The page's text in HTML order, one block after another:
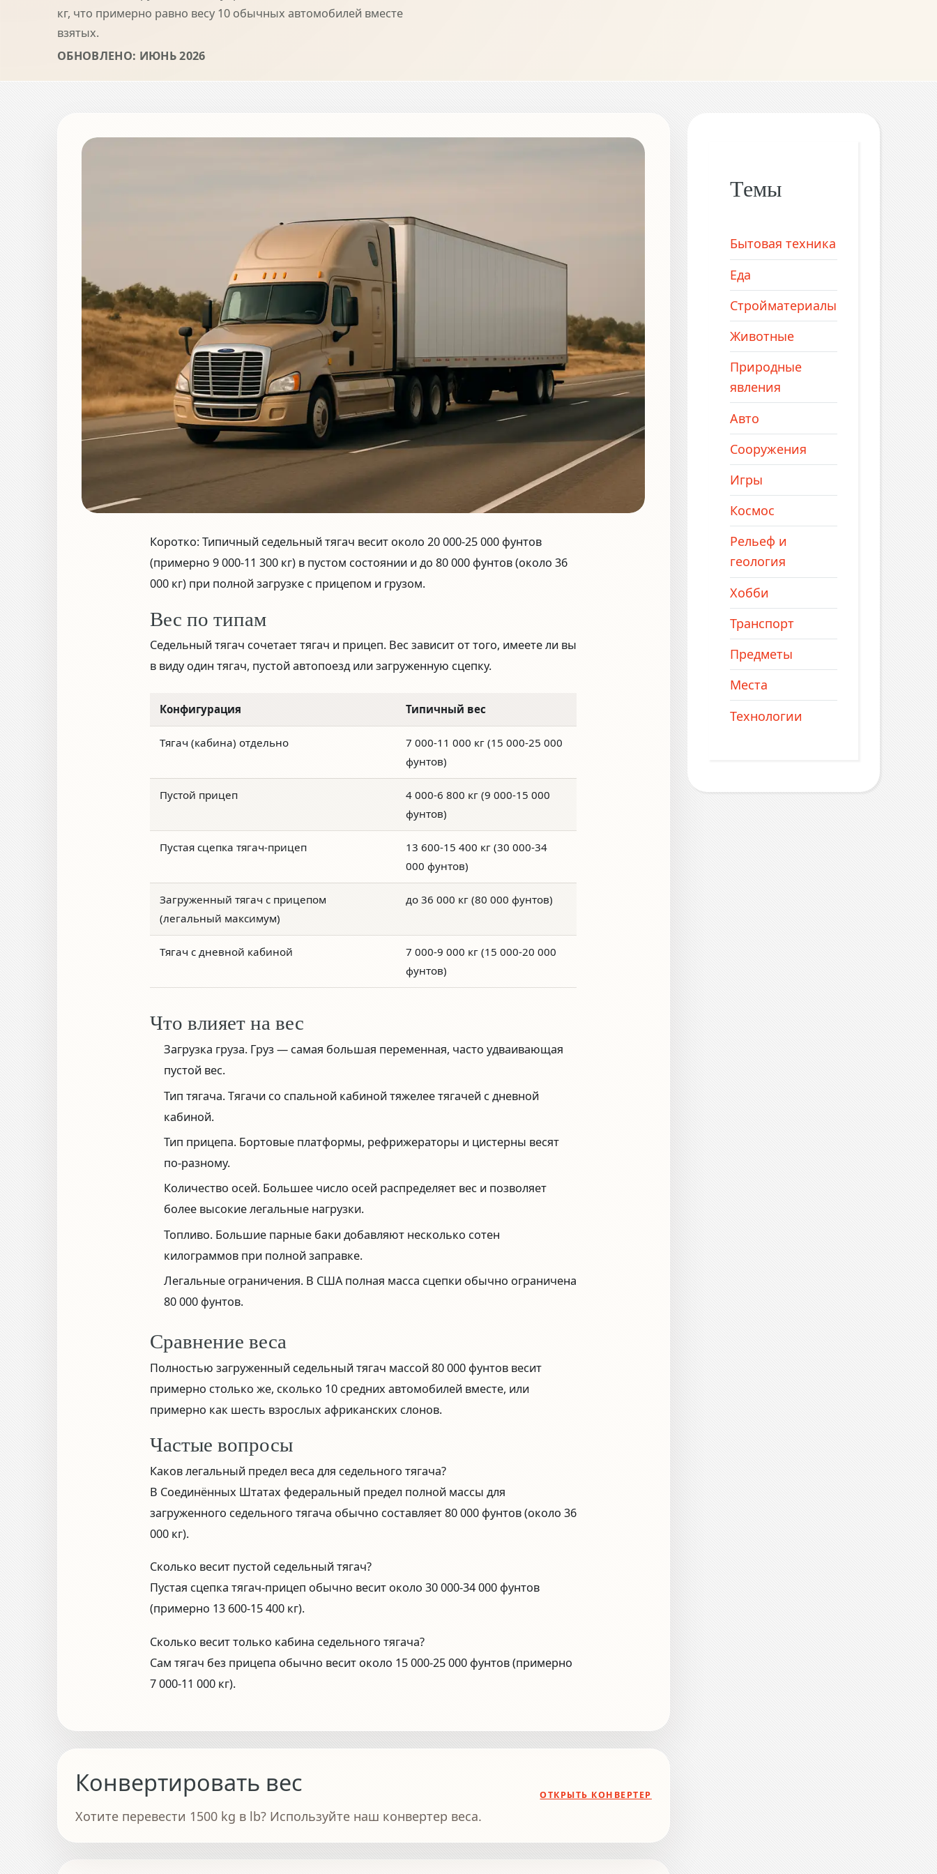
кг, что примерно равно весу 10 обычных автомобилей вместе
взятых.
ОБНОВЛЕНО: ИЮНЬ 2026
Коротко:Типичный седельный тягач весит около20 000-25 000 фунтов
(примерно 9 000-11 300 кг) в пустом состоянии и до80 000 фунтов (около 36
000 кг) при полной загрузке с прицепом и грузом.
Вес по типам
Седельный тягач сочетает тягач и прицеп. Вес зависит от того, имеете ли вы
в виду один тягач, пустой автопоезд или загруженную сцепку.
Конфигурация Типичный вес
Тягач (кабина) отдельно
7 000-11 000 кг (15 000-25 000
фунтов)
Пустой прицеп
4 000-6 800 кг (9 000-15 000
фунтов)
Пустая сцепка тягач-прицеп
13 600-15 400 кг (30 000-34
000 фунтов)
Загруженный тягач с прицепом
(легальный максимум)
до 36 000 кг (80 000 фунтов)
Тягач с дневной кабиной
7 000-9 000 кг (15 000-20 000
фунтов)
Что влияет на вес
Загрузка груза. Груз — самая большая переменная, часто удваивающая
пустой вес.
Тип тягача.Тягачи со спальной кабиной тяжелее тягачей с дневной
кабиной.
Тип прицепа. Бортовые платформы, рефрижераторы и цистерны весят
по-разному.
Количество осей. Большее число осей распределяет вес и позволяет
более высокие легальные нагрузки.
Топливо. Большие парные баки добавляют несколько сотен
килограммов при полной заправке.
Легальные ограничения. В США полная масса сцепки обычно ограничена
80 000 фунтов.
Сравнение веса
Полностью загруженный седельный тягач массой 80 000 фунтов весит
примерно столько же, сколько 10 средних автомобилей вместе, или
примерно как шесть взрослых африканских слонов.
Частые вопросы
Каков легальный предел веса для седельного тягача?
В Соединённых Штатах федеральный предел полной массы для
загруженного седельного тягача обычно составляет 80 000 фунтов (около 36
000 кг).
Сколько весит пустой седельный тягач?
Пустая сцепка тягач-прицеп обычно весит около 30 000-34 000 фунтов
(примерно 13 600-15 400 кг).
Сколько весит только кабина седельного тягача?
Сам тягач без прицепа обычно весит около 15 000-25 000 фунтов (примерно
7 000-11 000 кг).
Конвертировать вес
Хотите перевести 1500 kg в lb? Используйте наш конвертер веса.
ОТКРЫТЬ КОНВЕРТЕР
Темы
Бытовая техника
Еда
Стройматериалы
Животные
Природные
явления
Авто
Сооружения
Игры
Космос
Рельеф и
геология
Хобби
Транспорт
Предметы
Места
Технологии